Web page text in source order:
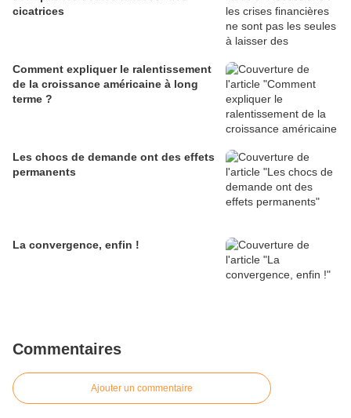
cicatrices
Comment expliquer le ralentissement
de la croissance américaine à long
terme ?
Les chocs de demande ont des effets
permanents
La convergence, enfin !
Commentaires
Ajouter un commentaire